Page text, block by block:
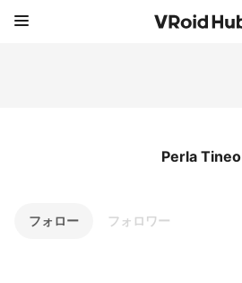
Perla Tineo
フォロー フォロワー